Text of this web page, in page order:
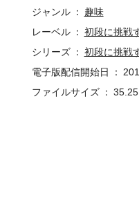
ジャンル
趣味
レーベル
初段に挑戦
シリーズ
初段に挑戦
電子版配信開始日
ファイルサイズ